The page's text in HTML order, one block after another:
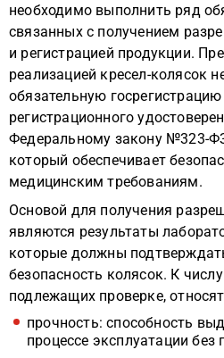
необходимо выполнить ряд
связанных с получением
и регистрацией продукции.
реализацией кресел-колясок
обязательную
регистрационного
Федеральному закону №323-
который обеспечивает
медицинским требованиям.
Основой для получения
являются результаты
которые должны
безопасность колясок. К
подлежащих проверке,
прочность: способность
процессе эксплуатации без